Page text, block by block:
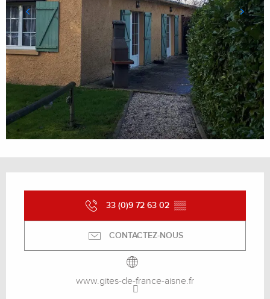
33 (0)9 72 63 02 ▒▒
CONTACTEZ-NOUS
www.gites-de-france-aisne.fr